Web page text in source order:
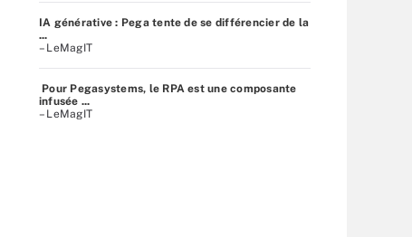
IA générative : Pega tente de se différencier de la
...
– LeMagIT
Pour Pegasystems, le RPA est une composante
infusée ...
– LeMagIT